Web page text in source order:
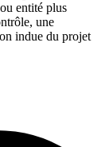
entité plus
une
indue du projet